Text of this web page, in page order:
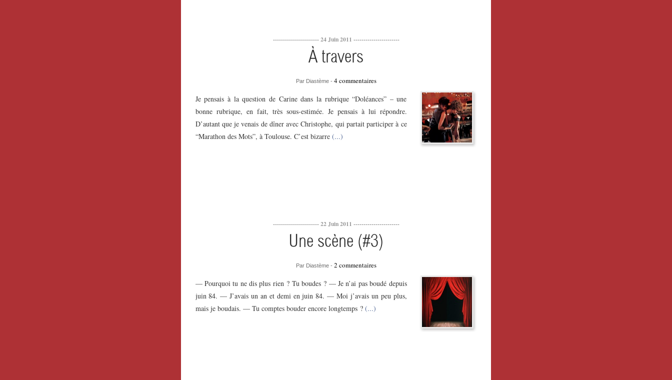
----------------------- 24 Juin 2011 -----------------------
À travers
Par Diastème - 4 commentaires
Je pensais à la question de Carine dans la rubrique “Doléances” – une
bonne rubrique, en fait, très sous-estimée. Je pensais à lui répondre.
D’autant que je venais de dîner avec Christophe, qui partait participer à ce
“Marathon des Mots”, à Toulouse. C’est bizarre (...)
----------------------- 22 Juin 2011 -----------------------
Une scène (#3)
Par Diastème - 2 commentaires
— Pourquoi tu ne dis plus rien ? Tu boudes ? — Je n’ai pas boudé depuis
juin 84. — J’avais un an et demi en juin 84. — Moi j’avais un peu plus,
mais je boudais. — Tu comptes bouder encore longtemps ? (...)